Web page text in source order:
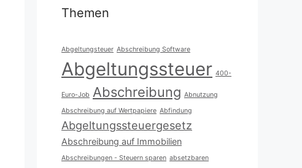
Themen
Abgeltungsteuer Abschreibung Software
Abgeltungssteuer 400-
Euro-Job Abschreibung Abnutzung
Abschreibung auf Wertpapiere Abfindung
Abgeltungssteuergesetz
Abschreibung auf Immobilien
Abschreibungen - Steuern sparen absetzbaren